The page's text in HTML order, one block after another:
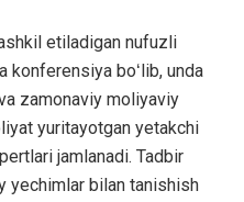
etiladigan nufuzli
konferensiya boʻlib, unda
zamonaviy moliyaviy
yuritayotgan yetakchi
jamlanadi. Tadbir
yechimlar bilan tanishish